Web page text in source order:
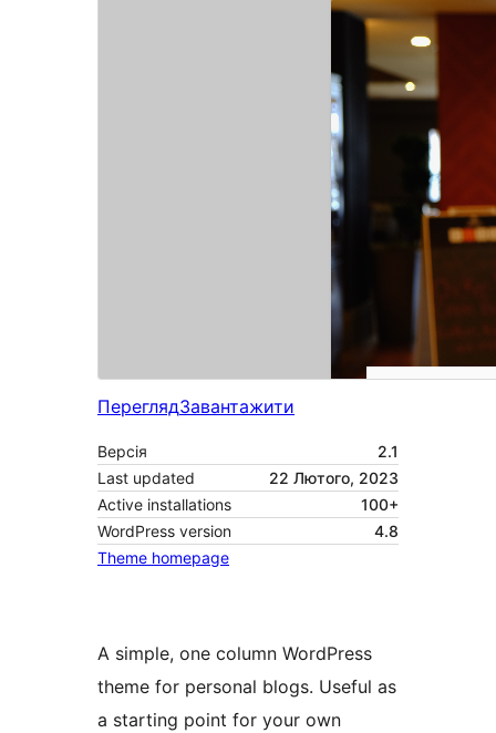
ПереглядЗавантажити
Версія
2.1
Last updated
22 Лютого, 2023
Active installations
100+
WordPress version
4.8
Theme homepage
A simple, one column WordPress
theme for personal blogs. Useful as
a starting point for your own